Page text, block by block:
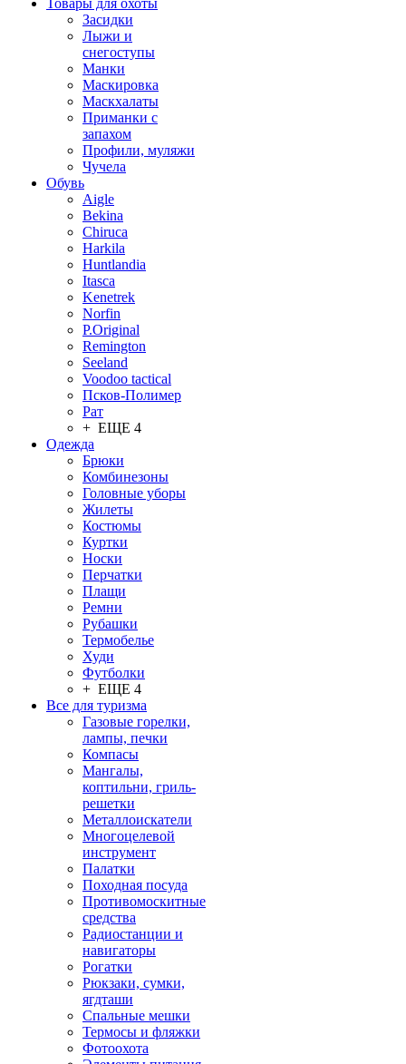
Товары для охоты
Засидки
Лыжи и
снегоступы
Манки
Маскировка
Маскхалаты
Приманки с
запахом
Профили, муляжи
Чучела
Обувь
Aigle
Bekina
Chiruсa
Harkila
Huntlandia
Itasca
Kenetrek
Norfin
P.Original
Remington
Seeland
Voodoo tactical
Псков-Полимер
Рат
+ ЕЩЕ 4
Одежда
Брюки
Комбинезоны
Головные уборы
Жилеты
Костюмы
Куртки
Носки
Перчатки
Плащи
Ремни
Рубашки
Термобелье
Худи
Футболки
+ ЕЩЕ 4
Все для туризма
Газовые горелки,
лампы, печки
Компасы
Мангалы,
коптильни, гриль-
решетки
Металлоискатели
Многоцелевой
инструмент
Палатки
Походная посуда
Противомоскитные
средства
Радиостанции и
навигаторы
Рогатки
Рюкзаки, сумки,
ягдташи
Спальные мешки
Термосы и фляжки
Фотоохота